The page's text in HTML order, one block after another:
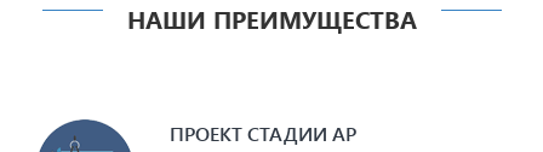
НАШИ ПРЕИМУЩЕСТВА
ПРОЕКТ СТАДИИ АР